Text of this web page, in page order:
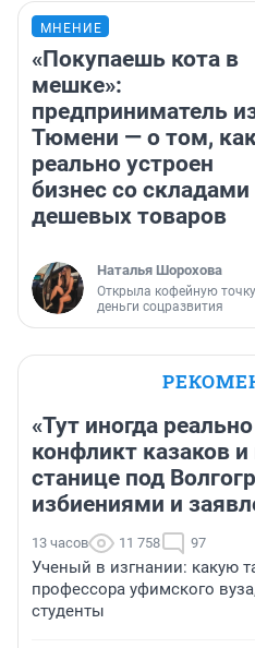
МНЕНИЕ
«Покупаешь кота в
мешке»:
предприниматель
Тюмени — о том,
реально устроен
бизнес со складами
дешевых товаров
Наталья Шорохова
Открыла кофейную
деньги соцразвития
«Тут иногда
конфликт казаков
станице под
избиениями и
13 часов 11 758 97
Ученый в изгнании: какую
профессора уфимского
студенты